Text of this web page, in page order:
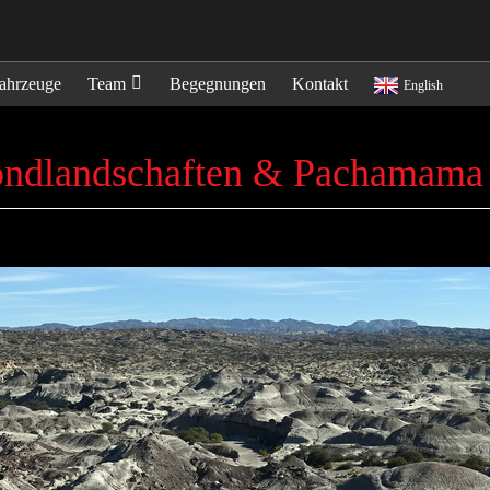
Team Begegnungen Kontakt English
&